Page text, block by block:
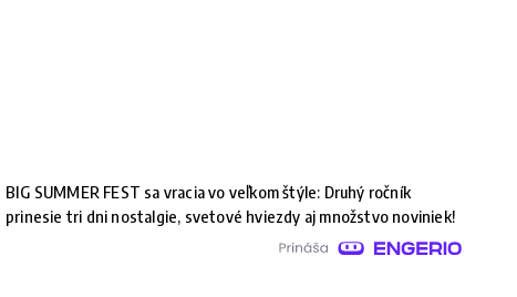
BIG SUMMER FEST sa vracia vo veľkom štýle: Druhý ročník
prinesie tri dni nostalgie, svetové hviezdy aj množstvo noviniek!